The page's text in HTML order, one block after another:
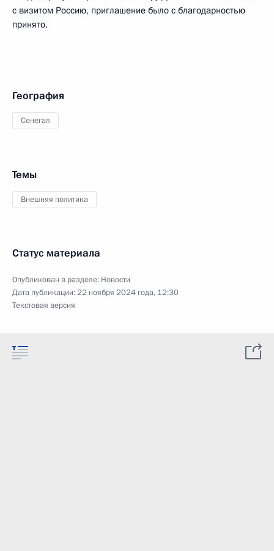
с визитом Россию, приглашение было с благодарностью
принято.
География
Сенегал
Темы
Внешняя политика
Статус материала
Опубликован в разделе: Новости
Дата публикации:22 ноября 2024 года, 12:30
Текстовая версия